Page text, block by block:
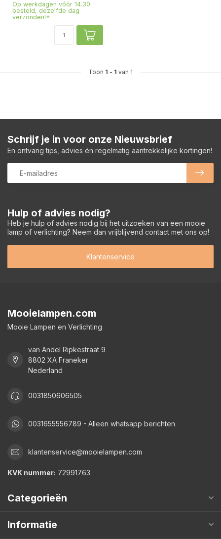
Op werkdagen vóór 14.30
besteld, dezelfde dag
verzonden!*
Toon 1 - 1 van 1
Hulp of advies nodig?
Heb je hulp of advies nodig bij het uitzoeken van een mooie
lamp of verlichting? Neem dan vrijblijvend contact met ons op!
Klantenservice
Schrijf je in voor onze Nieuwsbrief
En ontvang tips, advies én regelmatig aantrekkelijke kortingen!
Mooielampen.com
Mooie Lampen en Verlichting
van Andel Ripkestraat 9
8802 XA Franeker
Nederland
0031850606505
0031655556789 - Alleen whatsapp berichten
klantenservice@mooielampen.com
KVK nummer: 72991763
Categorieën
Informatie